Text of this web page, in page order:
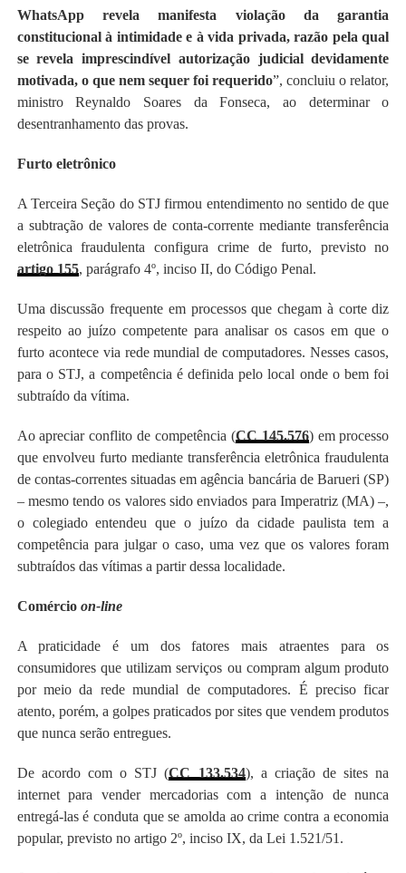
WhatsApp revela manifesta violação da garantia
constitucional à intimidade e à vida privada, razão pela qual
se revela imprescindível autorização judicial devidamente
motivada, o que nem sequer foi requerido”, concluiu o relator,
ministro Reynaldo Soares da Fonseca, ao determinar o
desentranhamento das provas.
Furto eletrônico
A Terceira Seção do STJ firmou entendimento no sentido de que
a subtração de valores de conta-corrente mediante transferência
eletrônica fraudulenta configura crime de furto, previsto no
artigo 155, parágrafo 4º, inciso II, do Código Penal.
Uma discussão frequente em processos que chegam à corte diz
respeito ao juízo competente para analisar os casos em que o
furto acontece via rede mundial de computadores. Nesses casos,
para o STJ, a competência é definida pelo local onde o bem foi
subtraído da vítima.
Ao apreciar conflito de competência (CC 145.576) em processo
que envolveu furto mediante transferência eletrônica fraudulenta
de contas-correntes situadas em agência bancária de Barueri (SP)
– mesmo tendo os valores sido enviados para Imperatriz (MA) –,
o colegiado entendeu que o juízo da cidade paulista tem a
competência para julgar o caso, uma vez que os valores foram
subtraídos das vítimas a partir dessa localidade.
Comércio on-line
A praticidade é um dos fatores mais atraentes para os
consumidores que utilizam serviços ou compram algum produto
por meio da rede mundial de computadores. É preciso ficar
atento, porém, a golpes praticados por sites que vendem produtos
que nunca serão entregues.
De acordo com o STJ (CC 133.534), a criação de sites na
internet para vender mercadorias com a intenção de nunca
entregá-las é conduta que se amolda ao crime contra a economia
popular, previsto no artigo 2º, inciso IX, da Lei 1.521/51.